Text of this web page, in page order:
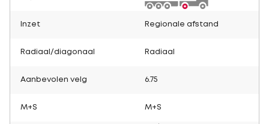
Inzet Regionale afstand
Radiaal/diagonaal Radiaal
Aanbevolen velg 6.75
M+S M+S